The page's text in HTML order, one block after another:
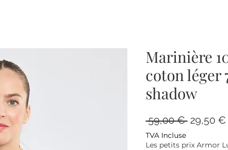
Marinière
coton léger
shadow
59,00 € Prix
29,50 €
TVA Incluse
Les petits prix Armor